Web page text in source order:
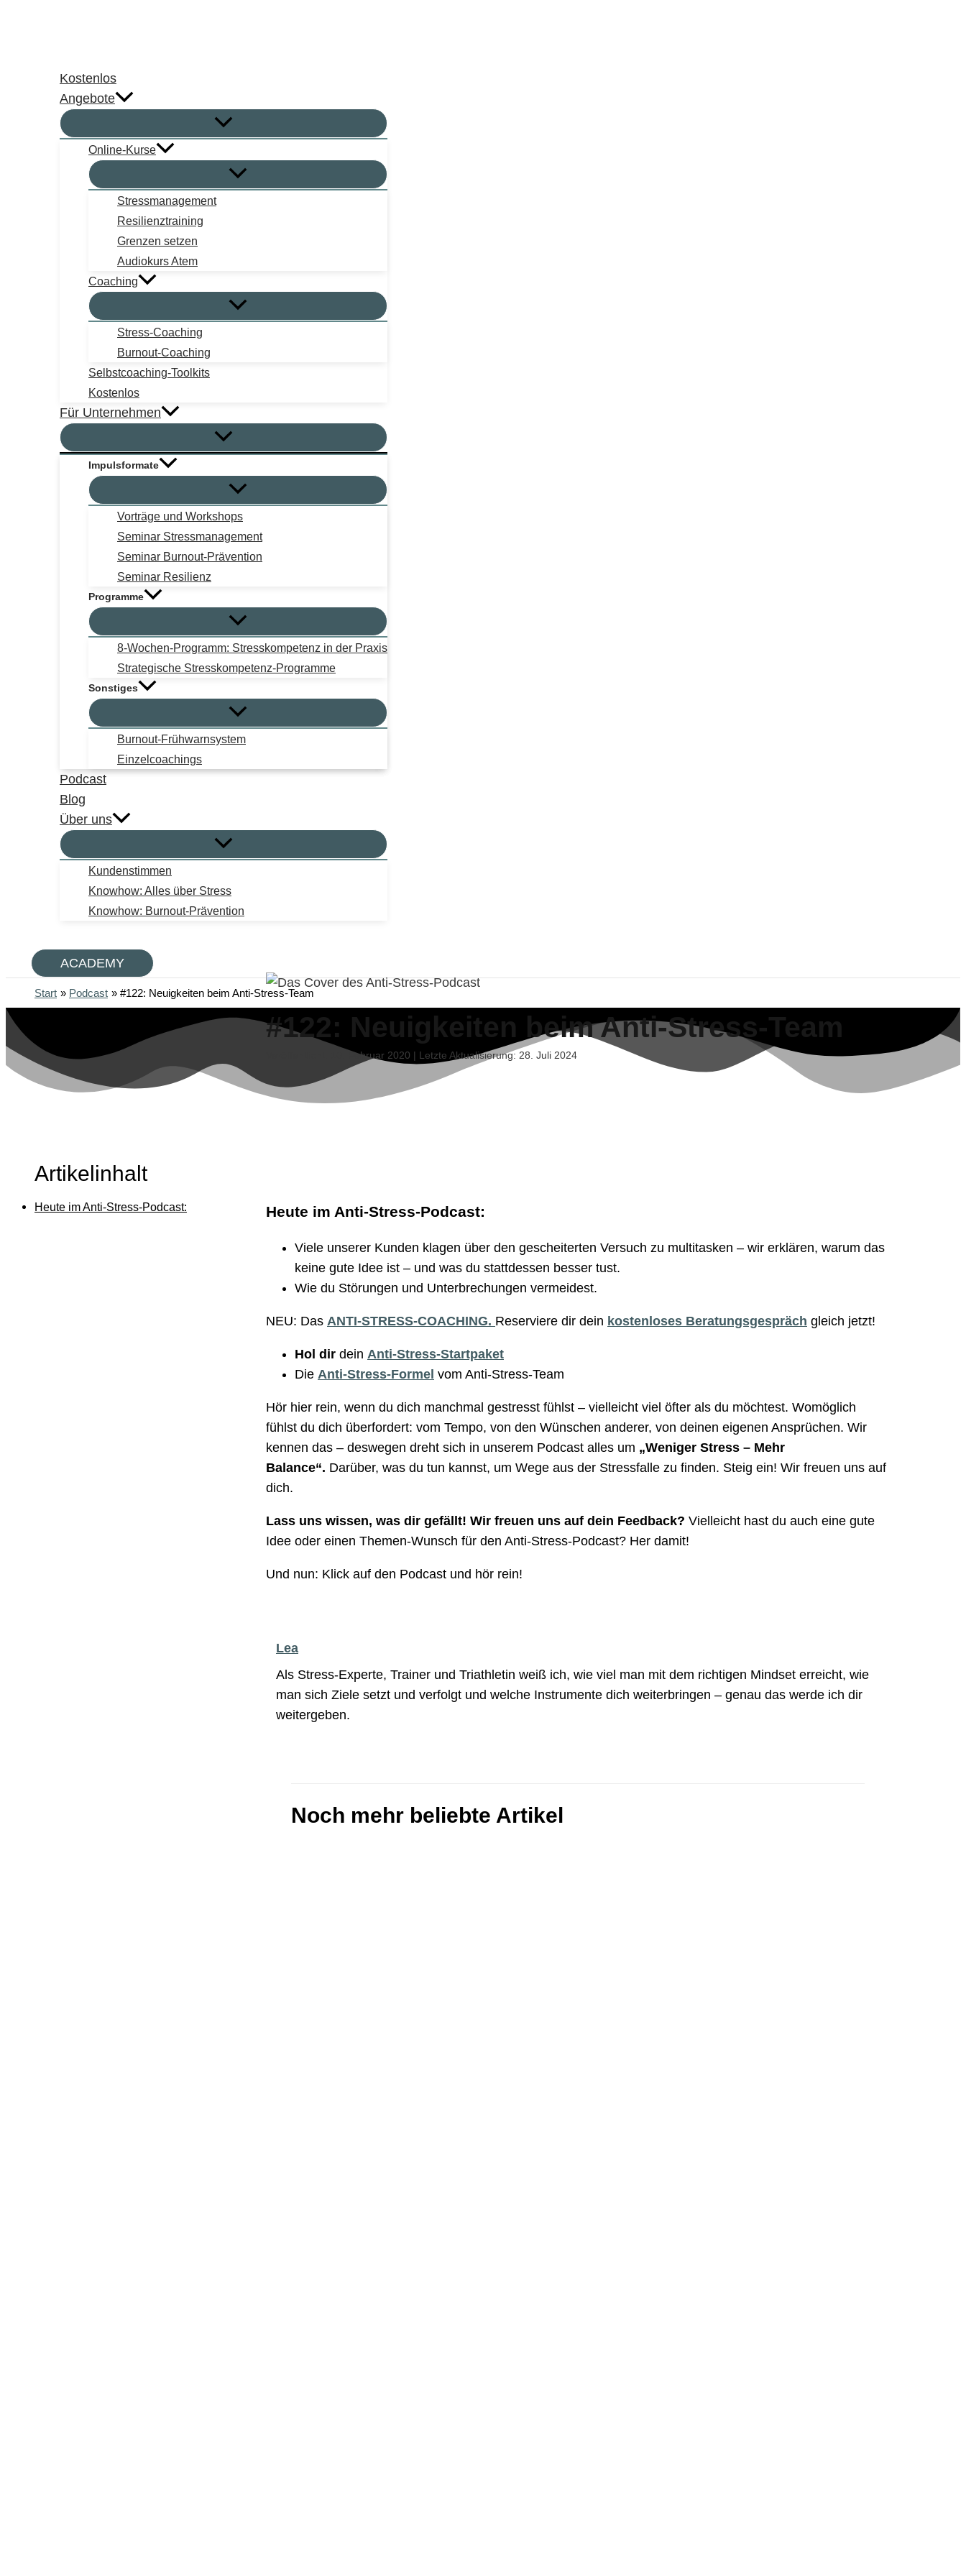
Kostenlos
Angebote
Online-Kurse
Stressmanagement
Resilienztraining
Grenzen setzen
Audiokurs Atem
Coaching
Stress-Coaching
Burnout-Coaching
Selbstcoaching-Toolkits
Kostenlos
Für Unternehmen
Impulsformate
Vorträge und Workshops
Seminar Stressmanagement
Seminar Burnout-Prävention
Seminar Resilienz
Programme
8-Wochen-Programm: Stresskompetenz in der Praxis
Strategische Stresskompetenz-Programme
Sonstiges
Burnout-Frühwarnsystem
Einzelcoachings
Podcast
Blog
Über uns
Kundenstimmen
Knowhow: Alles über Stress
Knowhow: Burnout-Prävention
ACADEMY
Start Podcast #122: Neuigkeiten beim Anti-Stress-Team
Artikelinhalt
Heute im Anti-Stress-Podcast:
#122: Neuigkeiten beim Anti-Stress-Team
Veröffentlicht: 10. Februar 2020 | Letzte Aktualisierung: 28. Juli 2024
Heute im Anti-Stress-Podcast:
Viele unserer Kunden klagen über den gescheiterten Versuch zu multitasken – wir erklären, warum das
keine gute Idee ist – und was du stattdessen besser tust.
Wie du Störungen und Unterbrechungen vermeidest.
NEU: Das ANTI-STRESS-COACHING. Reserviere dir dein kostenloses Beratungsgespräch gleich jetzt!
Hol dir dein Anti-Stress-Startpaket
Die Anti-Stress-Formel vom Anti-Stress-Team
Hör hier rein, wenn du dich manchmal gestresst fühlst – vielleicht viel öfter als du möchtest. Womöglich
fühlst du dich überfordert: vom Tempo, von den Wünschen anderer, von deinen eigenen Ansprüchen. Wir
kennen das – deswegen dreht sich in unserem Podcast alles um „Weniger Stress – Mehr
Balance“. Darüber, was du tun kannst, um Wege aus der Stressfalle zu finden. Steig ein! Wir freuen uns auf
dich.
Lass uns wissen, was dir gefällt! Wir freuen uns auf dein Feedback? Vielleicht hast du auch eine gute
Idee oder einen Themen-Wunsch für den Anti-Stress-Podcast? Her damit!
Und nun: Klick auf den Podcast und hör rein!
Lea
Als Stress-Experte, Trainer und Triathletin weiß ich, wie viel man mit dem richtigen Mindset erreicht, wie
man sich Ziele setzt und verfolgt und welche Instrumente dich weiterbringen – genau das werde ich dir
weitergeben.
Noch mehr beliebte Artikel